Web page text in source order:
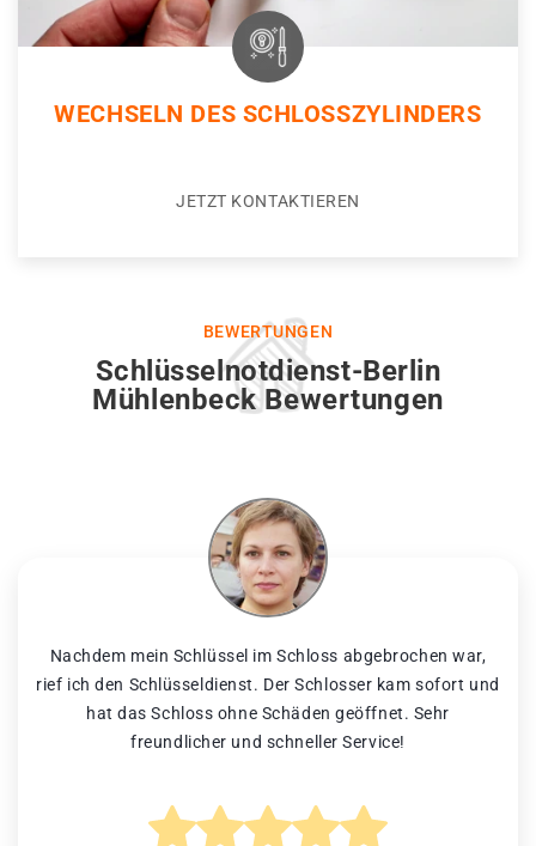
WECHSELN DES SCHLOSSZYLINDERS
JETZT KONTAKTIEREN
BEWERTUNGEN
Schlüsselnotdienst-Berlin
Mühlenbeck Bewertungen
Nachdem mein Schlüssel im Schloss abgebrochen war,
rief ich den Schlüsseldienst. Der Schlosser kam sofort und
hat das Schloss ohne Schäden geöffnet. Sehr
freundlicher und schneller Service!